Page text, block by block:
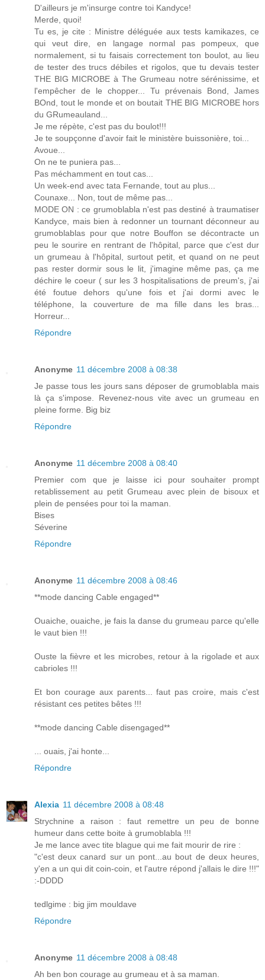
D'ailleurs je m'insurge contre toi Kandyce!
Merde, quoi!
Tu es, je cite : Ministre déléguée aux tests kamikazes, ce
qui veut dire, en langage normal pas pompeux, que
normalement, si tu faisais correctement ton boulot, au lieu
de tester des trucs débiles et rigolos, que tu devais tester
THE BIG MICROBE à The Grumeau notre sérénissime, et
l'empêcher de le chopper... Tu prévenais Bond, James
BOnd, tout le monde et on boutait THE BIG MICROBE hors
du GRumeauland...
Je me répète, c'est pas du boulot!!!
Je te soupçonne d'avoir fait le ministère buissonière, toi...
Avoue...
On ne te puniera pas...
Pas méchamment en tout cas...
Un week-end avec tata Fernande, tout au plus...
Counaxe... Non, tout de même pas...
MODE ON : ce grumoblabla n'est pas destiné à traumatiser
Kandyce, mais bien à redonner un tournant déconneur au
grumoblablas pour que notre Bouffon se décontracte un
peu le sourire en rentrant de l'hôpital, parce que c'est dur
un grumeau à l'hôpital, surtout petit, et quand on ne peut
pas rester dormir sous le lit, j'imagine même pas, ça me
déchire le coeur ( sur les 3 hospitalisations de preum's, j'ai
été foutue dehors qu'une fois et j'ai dormi avec le
téléphone, la couverture de ma fille dans les bras...
Horreur...
Répondre
Anonyme 11 décembre 2008 à 08:38
Je passe tous les jours sans déposer de grumoblabla mais
là ça s'impose. Revenez-nous vite avec un grumeau en
pleine forme. Big biz
Répondre
Anonyme 11 décembre 2008 à 08:40
Premier com que je laisse ici pour souhaiter prompt
retablissement au petit Grumeau avec plein de bisoux et
plein de pensées pour toi la maman.
Bises
Séverine
Répondre
Anonyme 11 décembre 2008 à 08:46
**mode dancing Cable engaged**
Ouaiche, ouaiche, je fais la danse du grumeau parce qu'elle
le vaut bien !!!
Ouste la fièvre et les microbes, retour à la rigolade et aux
cabrioles !!!
Et bon courage aux parents... faut pas croire, mais c'est
résistant ces petites bêtes !!!
**mode dancing Cable disengaged**
... ouais, j'ai honte...
Répondre
Alexia 11 décembre 2008 à 08:48
Strychnine a raison : faut remettre un peu de bonne
humeur dans cette boite à grumoblabla !!!
Je me lance avec tite blague qui me fait mourir de rire :
"c'est deux canard sur un pont...au bout de deux heures,
y'en a un qui dit coin-coin, et l'autre répond j'allais le dire !!!"
:-DDDD
tedlgime : big jim mouldave
Répondre
Anonyme 11 décembre 2008 à 08:48
Ah ben bon courage au grumeau et à sa maman.